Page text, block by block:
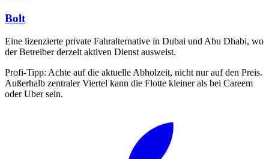
Bolt
Eine lizenzierte private Fahralternative in Dubai und Abu Dhabi, wo
der Betreiber derzeit aktiven Dienst ausweist.
Profi-Tipp: Achte auf die aktuelle Abholzeit, nicht nur auf den Preis.
Außerhalb zentraler Viertel kann die Flotte kleiner als bei Careem
oder Uber sein.